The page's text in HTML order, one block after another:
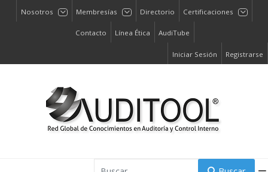
Nosotros Membresías Directorio Certificaciones
Contacto Línea Ética AudiTube
Iniciar Sesión Registrarse